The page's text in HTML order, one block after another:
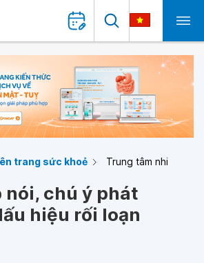
trang sức khoẻ Trung tâm nhi
nói, chú ý phát
hiệu rối loạn